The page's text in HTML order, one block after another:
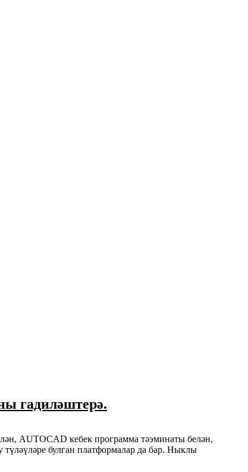
гадиләштерә.
AUTOCAD кебек программа тәэминаты белән,
булган платформалар да бар. Ныклы